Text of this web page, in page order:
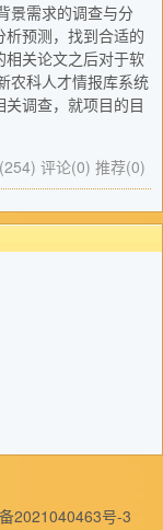
景需求的调查与分
预测，找到合适的
关论文之后对于软
农科人才情报库系统
调查，就项目的目
评论(0) 推荐(0)
2021040463号-3